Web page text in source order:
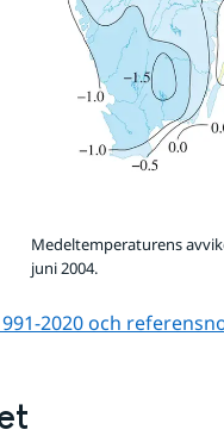
Medeltemperaturens
juni 2004.
2020 och